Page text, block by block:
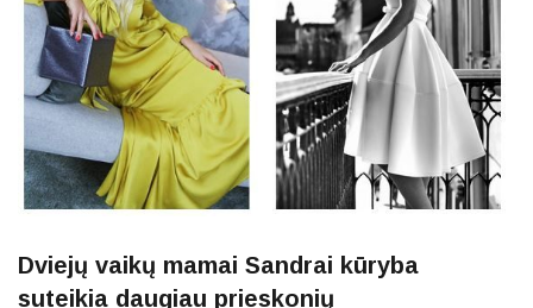
Dviejų vaikų mamai Sandrai kūryba
suteikia daugiau prieskonių